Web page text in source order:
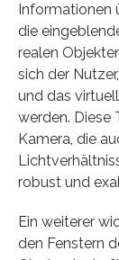
Informationen
die
realen
sich der
und das
werden. Diese
Kamera, die
robust und
Ein weiterer
den Fenstern